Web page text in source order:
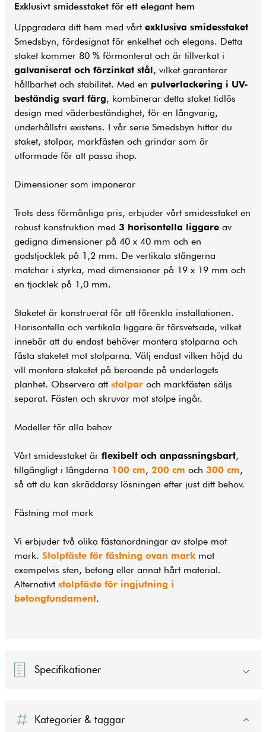
Exklusivt smidesstaket för ett elegant hem
Uppgradera ditt hem med vårt exklusiva smidesstaket
Smedsbyn, fördesignat för enkelhet och elegans. Detta
staket kommer 80 % förmonterat och är tillverkat i
galvaniserat och förzinkat stål, vilket garanterar
hållbarhet och stabilitet. Med en pulverlackering i UV-
beständig svart färg, kombinerar detta staket tidlös
design med väderbeständighet, för en långvarig,
underhållsfri existens. I vår serie Smedsbyn hittar du
staket, stolpar, markfästen och grindar som är
utformade för att passa ihop.
Dimensioner som imponerar
Trots dess förmånliga pris, erbjuder vårt smidesstaket en
robust konstruktion med 3 horisontella liggare av
gedigna dimensioner på 40 x 40 mm och en
godstjocklek på 1,2 mm. De vertikala stängerna
matchar i styrka, med dimensioner på 19 x 19 mm och
en tjocklek på 1,0 mm.
Staketet är konstruerat för att förenkla installationen.
Horisontella och vertikala liggare är försvetsade, vilket
innebär att du endast behöver montera stolparna och
fästa staketet mot stolparna. Välj endast vilken höjd du
vill montera staketet på beroende på underlagets
planhet. Observera att stolpar och markfästen säljs
separat. Fästen och skruvar mot stolpe ingår.
Modeller för alla behov
Vårt smidesstaket är flexibelt och anpassningsbart,
tillgängligt i längderna 100 cm, 200 cm och 300 cm,
så att du kan skräddarsy lösningen efter just ditt behov.
Fästning mot mark
Vi erbjuder två olika fästanordningar av stolpe mot
mark. Stolpfäste för fästning ovan mark mot
exempelvis sten, betong eller annat hårt material.
Alternativt stolpfäste för ingjutning i
betongfundament.
Specifikationer
Kategorier & taggar